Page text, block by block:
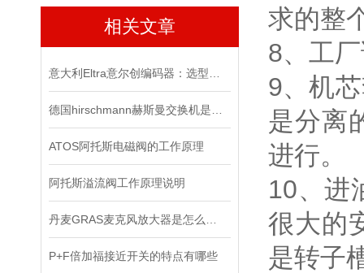
相关文章
ATOS阿托斯电磁阀的工作原理
阿托斯溢流阀工作原理说明
P+F倍加福接近开关的特点有哪些
求的整
8、工
9、机
是分离
进行。
10、进
很大的
是转子